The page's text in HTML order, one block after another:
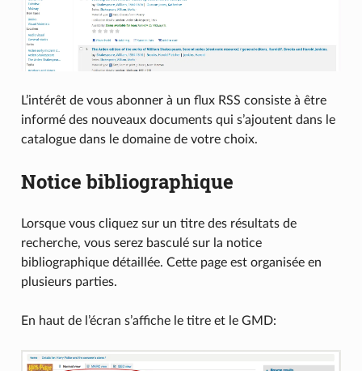
L’intérêt de vous abonner à un flux RSS consiste à être
informé des nouveaux documents qui s’ajoutent dans le
catalogue dans le domaine de votre choix.
Notice bibliographique
Lorsque vous cliquez sur un titre des résultats de
recherche, vous serez basculé sur la notice
bibliographique détaillée. Cette page est organisée en
plusieurs parties.
En haut de l’écran s’affiche le titre et le GMD: